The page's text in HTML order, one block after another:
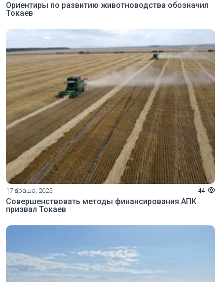
Ориентиры по развитию животноводства обозначил
Токаев
17 Қараша, 2025 44
Совершенствовать методы финансирования АПК
призвал Токаев